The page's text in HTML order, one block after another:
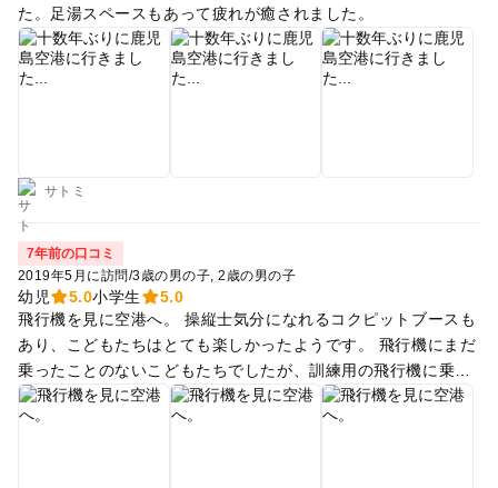
た。足湯スペースもあって疲れが癒されました。
サトミ
7年前の口コミ
2019年5月に訪問/3歳の男の子 2歳の男の子
幼児 5.0小学生
5.0
飛行機を見に空港へ。 操縦士気分になれるコクピットブースも
あり、こどもたちはとても楽しかったようです。 飛行機にまだ
乗ったことのないこどもたちでしたが、訓練用の飛行機に乗る
こともでき、いい経験でした。 展望デッキでは離発着の飛行機
を間近で見ることができ、その迫力に圧倒されていました。 何